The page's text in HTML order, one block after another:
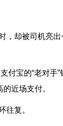
却被司机亮出
付宝的“老对手”
近场支付。
往复。